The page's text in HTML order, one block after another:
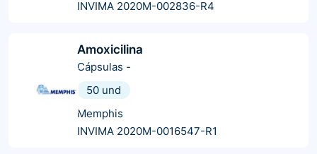
INVIMA 2020M-002836-R4
Amoxicilina
Cápsulas -
50 und
Memphis
INVIMA 2020M-0016547-R1